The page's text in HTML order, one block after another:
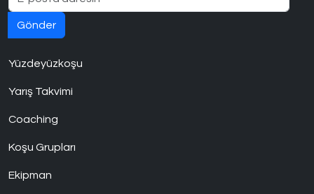
Yüzdeyüzkoşu
Yarış Takvimi
Coaching
Koşu Grupları
Ekipman